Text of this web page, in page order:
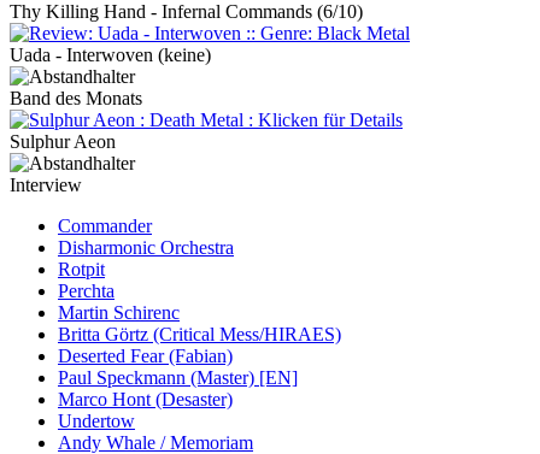
Thy Killing Hand - Infernal Commands (6/10)
Uada - Interwoven (keine)
Band des Monats
Sulphur Aeon
Interview
Commander
Disharmonic Orchestra
Rotpit
Perchta
Martin Schirenc
Britta Görtz (Critical Mess/HIRAES)
Deserted Fear (Fabian)
Paul Speckmann (Master) [EN]
Marco Hont (Desaster)
Undertow
Andy Whale / Memoriam